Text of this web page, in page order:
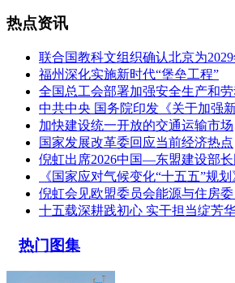
热点资讯
联合国教科文组织确认北京为
福州深化实施新时代“堡垒工程”
全国总工会部署加强安全生产和
中共中央 国务院印发《关于加强
加快建设统一开放的交通运输市场
国家发展改革委回应当前经济热点
倪虹出席2026中国—东盟建设部
《国家应对气候变化“十五五”规
倪虹会见欧盟委员会能源与住房委
十五载深耕践初心 实干担当绽芳
热门图集